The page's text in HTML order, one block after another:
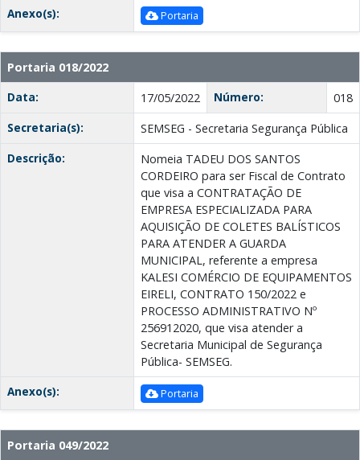
Anexo(s):
Portaria
Portaria 018/2022
Data:
17/05/2022 Número:
018
Secretaria(s):
SEMSEG - Secretaria Segurança Pública
Descrição:
Nomeia TADEU DOS SANTOS
CORDEIRO para ser Fiscal de Contrato
que visa a CONTRATAÇÃO DE
EMPRESA ESPECIALIZADA PARA
AQUISIÇÃO DE COLETES BALÍSTICOS
PARA ATENDER A GUARDA
MUNICIPAL, referente a empresa
KALESI COMÉRCIO DE EQUIPAMENTOS
EIRELI, CONTRATO 150/2022 e
PROCESSO ADMINISTRATIVO Nº
256912020, que visa atender a
Secretaria Municipal de Segurança
Pública- SEMSEG.
Anexo(s):
Portaria
Portaria 049/2022